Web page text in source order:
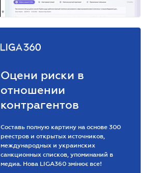
Оцени риски в
отношении
контрагентов
Составь полную картину на основе 300
реестров и открытых источников,
международных и украинских
санкционных списков, упоминаний в
медиа. Нова LIGA360 змінює все!